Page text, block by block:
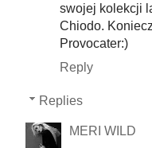
swojej kolekcji
Chiodo.
Provocater:)
Reply
Replies
MERI WILD